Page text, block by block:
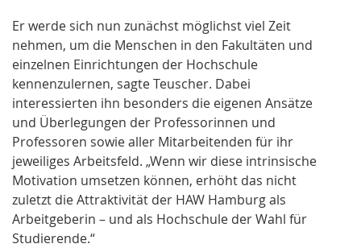
Er werde sich nun zunächst möglichst viel Zeit
nehmen, um die Menschen in den Fakultäten und
einzelnen Einrichtungen der Hochschule
kennenzulernen, sagte Teuscher. Dabei
interessierten ihn besonders die eigenen Ansätze
und Überlegungen der Professorinnen und
Professoren sowie aller Mitarbeitenden für ihr
jeweiliges Arbeitsfeld. „Wenn wir diese intrinsische
Motivation umsetzen können, erhöht das nicht
zuletzt die Attraktivität der HAW Hamburg als
Arbeitgeberin – und als Hochschule der Wahl für
Studierende.“